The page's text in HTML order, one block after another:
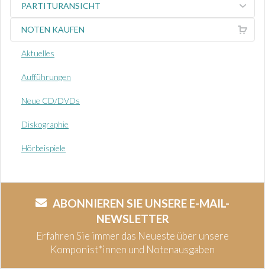
PARTITURANSICHT
NOTEN KAUFEN
Aktuelles
Aufführungen
Neue CD/DVDs
Diskographie
Hörbeispiele
ABONNIEREN SIE UNSERE E-MAIL-
NEWSLETTER
Erfahren Sie immer das Neueste über unsere
Komponist*innen und Notenausgaben